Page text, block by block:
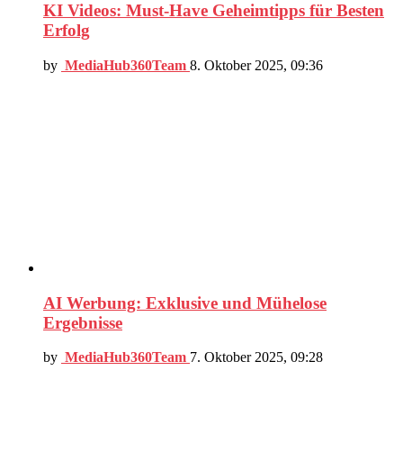
KI Videos: Must-Have Geheimtipps für Besten
Erfolg
by MediaHub360Team 8. Oktober 2025, 09:36
AI Werbung: Exklusive und Mühelose
Ergebnisse
by MediaHub360Team 7. Oktober 2025, 09:28